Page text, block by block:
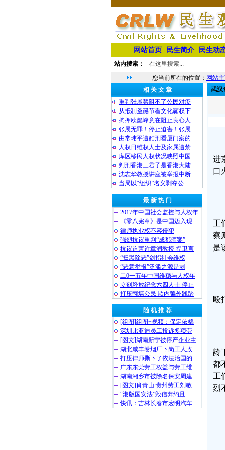
网站首页 民生简介 民生动
站内搜索：
您当前所在的位置： 网站
相 关 文 章
重判张展禁阻不了公民对疫
从抵制圣诞节看文化霸权下
拘押欧彪峰意在阻止良心人
张展无罪！停止迫害！张展
由常玮平遭酷刑看厦门案的
人权日维权人士及家属遭禁
库区移民人权状况映照中国
判刑香港三君子是香港大陆
沈志华教授讲座被举报中断
当局以“组织”名义剥夺公
最 新 热 门
2017年中国社会监控与人权年
《零八宪章》是中国迈入现
律师执业权不容侵犯
强烈抗议重判“成都酒案”
抗议迫害许章润教授 捍卫言
“扫黑除恶”剑指社会维权
“恶意举报”泛滥之源是剥
二0一五年中国维稳与人权年
立刻释放纪念六四人士 停止
打压翻墙公民 欺内骗外践踏
随 机 推 荐
[组图]组图+视频：保定依棉
深圳比亚迪员工投诉多项劳
[图文]湖南新宁被停产企业主
湖北咸丰卷烟厂下岗工人政
打压律师撕下了依法治国的
广东东莞劳工权益与劳工维
湖南湘乡市被除名保安周建
[图文]肖青山:贵州劳工刘敏
“港版国安法”毁信弃约且
快讯：吉林长春市宏明汽车
武汉
进
口
工
察
是
殴
龄
都
工
烈